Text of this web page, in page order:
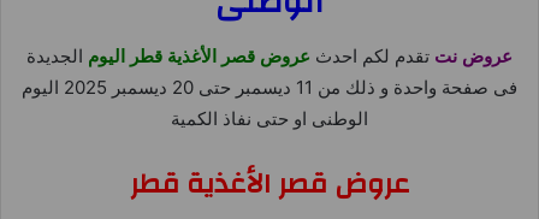
عروض نت تقدم لكم احدث عروض قصر الأغذية قطر اليوم الجديدة
فى صفحة واحدة و ذلك من 11 ديسمبر حتى 20 ديسمبر 2025 اليوم
الوطنى او حتى نفاذ الكمية
عروض قصر الأغذية قطر